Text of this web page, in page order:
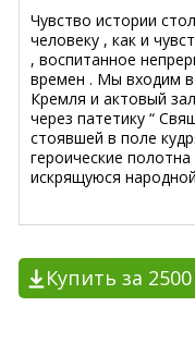
Чувство истории
человеку , как и
, воспитанное
времен . Мы входим в
Кремля и актовый
через патетику “
стоявшей в поле
героические
искрящуюся
Купить за